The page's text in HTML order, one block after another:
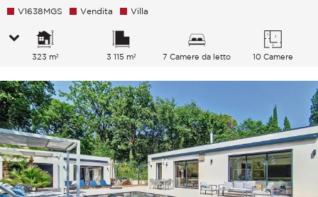
V1638MGS Vendita Villa
323 m² 3 115 m² 7 Camere da letto 10 Camere